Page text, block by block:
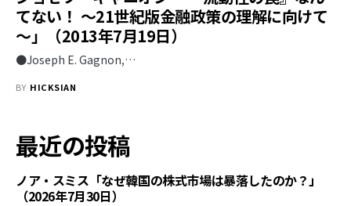
てない！ ～21世紀版金融政策の理解に向けて
～」（2013年7月19日）
●Joseph E. Gagnon,…
BY HICKSIAN
最近の投稿
ノア・スミス「なぜ韓国の株式市場は暴落したのか？」
（2026年7月30日）